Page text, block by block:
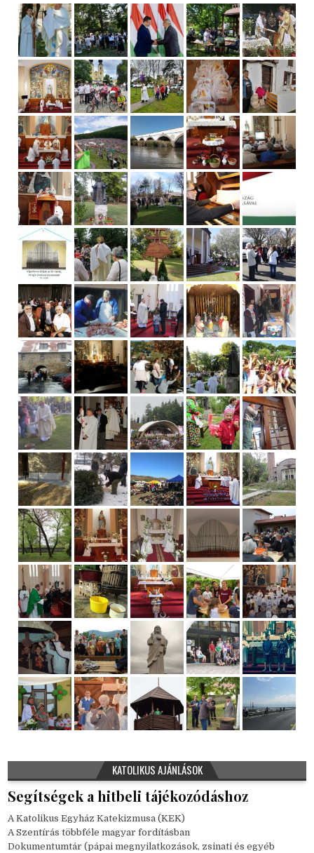
KATOLIKUS AJÁNLÁSOK
Segítségek a hitbeli tájékozódáshoz
A Katolikus Egyház Katekizmusa (KEK)
A Szentírás többféle magyar fordításban
Dokumentumtár (pápai megnyilatkozások, zsinati és egyéb